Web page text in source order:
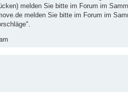
melden Sie bitte im Forum im
melden Sie bitte im Forum im